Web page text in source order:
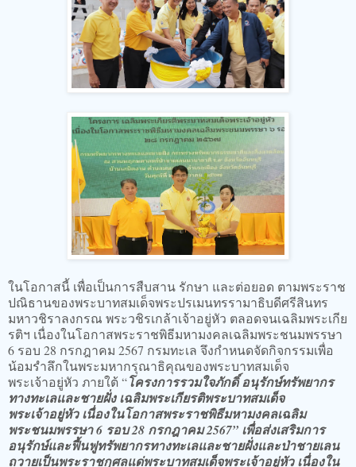
ในโอกาสนี้ เพื่อเป็นการสืบสาน รักษา และต่อยอด ตามพระราช
ปณิธานของพระบาทสมเด็จพระปรเมนทรรามาธิบดีศรีสินทร
มหาวชิราลงกรณ พระวชิรเกล้าเจ้าอยู่หัว ตลอดจนเฉลิมพระเกีย
รติฯ เนื่องในโอกาสพระราชพิธีมหามงคลเฉลิมพระชนมพรรษา
6 รอบ 28 กรกฎาคม 2567 กรมทะเล จึงกำหนดจัดกิจกรรมเพื่อ
น้อมรำลึกในพระมหากรุณาธิคุณของพระบาทสมเด็จ
พระเจ้าอยู่หัว ภายใต้ “โครงการรวมใจภักดิ์ อนุรักษ์ทรัพยากร
ทางทะเลและชายฝั่ง เฉลิมพระเกียรติพระบาทสมเด็จ
พระเจ้าอยู่หัว เนื่องในโอกาสพระราชพิธีมหามงคลเฉลิม
พระชนมพรรษา 6 รอบ 28 กรกฎาคม 2567” เพื่อส่งเสริมการ
อนุรักษ์และฟื้นฟูทรัพยากรทางทะเลและชายฝั่งและป่าชายเลน
ถวายเป็นพระราชกุศลแด่พระบาทสมเด็จพระเจ้าอยู่หัว เนื่องใน